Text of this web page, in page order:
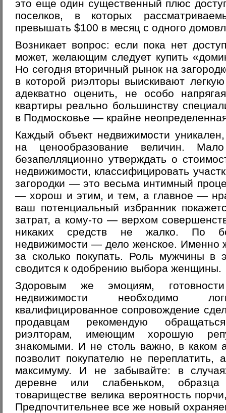
это еще один существенный плюс
поселков, в которых
превышать $100 в месяц с одного
Возникает вопрос: если пока нет
может, желающим следует купить
Но сегодня вторичный рынок на
в которой риэлторы выискивают
адекватно оценить, не особо
квартиры реально большинству
в Подмосковье — крайне
Каждый объект недвижимости
на ценообразование величин.
безапелляционно утверждать о
недвижимости, классифицировать
загородки — это весьма интимный
— хорош и этим, и тем, а главное —
ваш потенциальный избранник
затрат, а кому-то — верхом
никаких средств не жалко. По
недвижимости — дело женское. Именно
за сколько покупать. Роль мужчины в
сводится к одобрению выбора женщины.
Здоровым же эмоциям,
недвижимости необходимо
квалифицированное сопровождение
продавцам рекомендую
риэлторам, имеющим хорошую
знакомыми. И не столь важно, в каком
позволит покупателю не
максимуму. И не забывайте: в
деревне или слабеньком,
товариществе велика вероятность
Предпочтительнее все же новый